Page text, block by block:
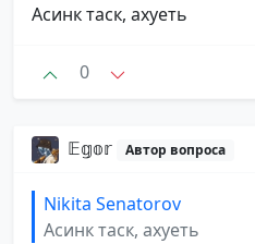
Асинк таск, ахуеть
0
𝔼𝕘𝕠𝕣 Автор вопроса
Nikita Senatorov
Асинк таск, ахуеть